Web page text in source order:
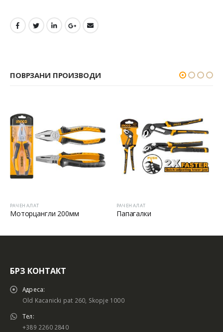
ПОВРЗАНИ ПРОИЗВОДИ
РАЧЕН АЛАТ
Моторцангли 200мм
РАЧЕН АЛАТ
Папагалки
БРЗ КОНТАКТ
Адреса:
Old Kacanicki pat 260, Skopje 1000
Тел:
+389 2260 2840